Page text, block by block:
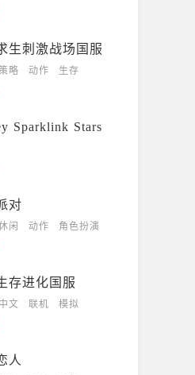
生刺激战场国服
策略 动作
生存
Sparklink Stars
对
闲 动作
角色扮演
存进化国服
中文 联机
模拟
人